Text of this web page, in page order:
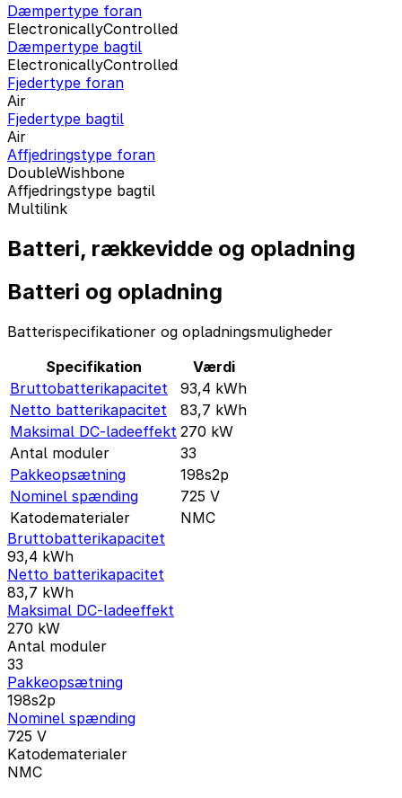
Dæmpertype foran
ElectronicallyControlled
Dæmpertype bagtil
ElectronicallyControlled
Fjedertype foran
Air
Fjedertype bagtil
Air
Affjedringstype foran
DoubleWishbone
Affjedringstype bagtil
Multilink
Batteri, rækkevidde og opladning
Batteri og opladning
Batterispecifikationer og opladningsmuligheder
Specifikation
Værdi
Bruttobatterikapacitet
93,4 kWh
Netto batterikapacitet
83,7 kWh
Maksimal DC-ladeeffekt 270 kW
Antal moduler
33
Pakkeopsætning
198s2p
Nominel spænding
725 V
Katodematerialer
NMC
Bruttobatterikapacitet
93,4 kWh
Netto batterikapacitet
83,7 kWh
Maksimal DC-ladeeffekt
270 kW
Antal moduler
33
Pakkeopsætning
198s2p
Nominel spænding
725 V
Katodematerialer
NMC